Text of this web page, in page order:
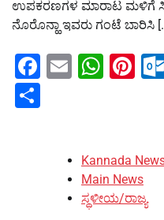
ಉಪಕರಣಗಳ ಮಾರಾಟ ಮಳಿಗೆ
ನೊರೊನ್ಹಾ ಇವರು ಗಂಟೆ ಬಾರಿಸಿ
Facebook
Email
Kannada
Main News
ಸ್ಥಳೀಯ/ರಾಜ್ಯ